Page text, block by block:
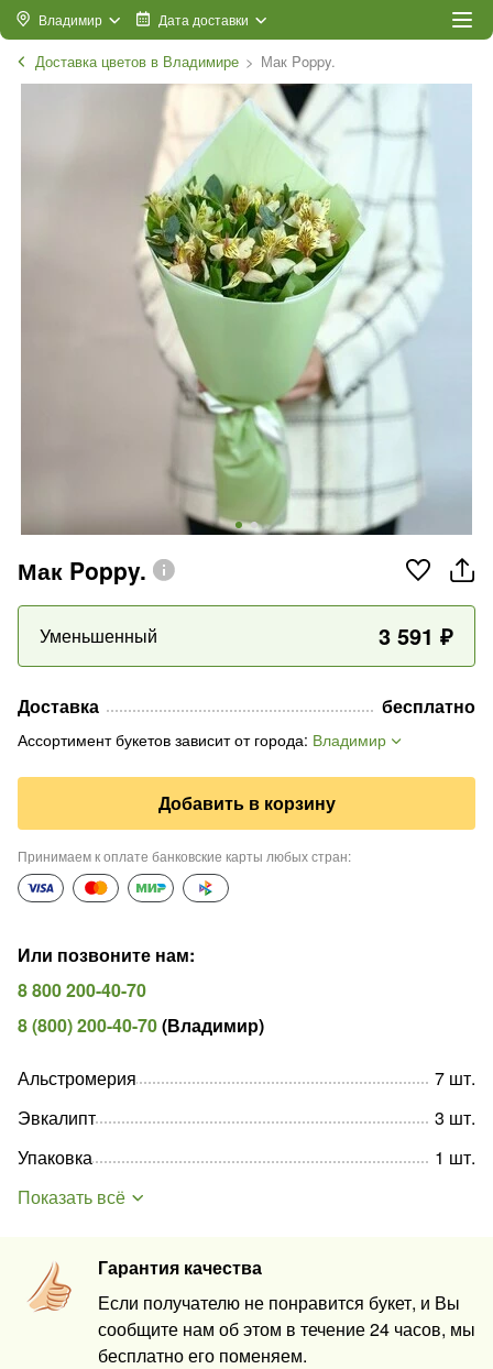
Владимир Дата доставки
Доставка цветов в Владимире Мак Poppy.
Мак Poppy.
Уменьшенный 3 591 ₽
Доставка бесплатно
Ассортимент букетов зависит от города: Владимир
Добавить в корзину
Принимаем к оплате банковские карты любых стран:
Или позвоните нам:
8 800 200-40-70
8 (800) 200-40-70(Владимир)
Гарантия качества
Если получателю не понравится букет, и Вы
сообщите нам об этом в течение 24 часов, мы
бесплатно его поменяем.
Альстромерия 7 шт.
Эвкалипт
3 шт.
Упаковка
1 шт.
Показать всё